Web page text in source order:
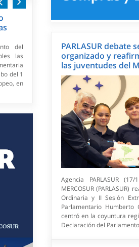
Este
del
el
PARLASUR debate
organizado y
las juventudes del
Agencia PARLASUR
MERCOSUR (PARLASUR)
Ordinaria y II Sesión
Parlamentario
centró en la coyuntura
Declaración del Parlamento